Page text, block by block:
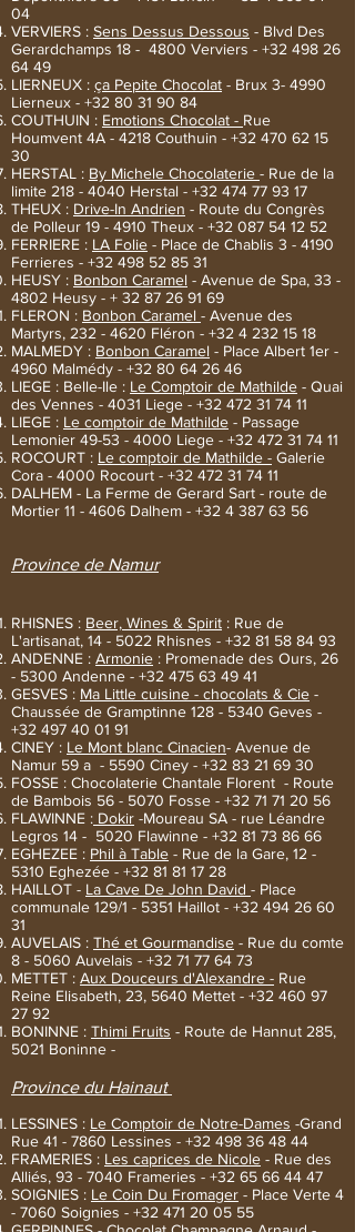
04
VERVIERS : Sens Dessus Dessous - Blvd Des
Gerardchamps 18 - 4800 Verviers - +32 498 26
64 49
LIERNEUX : ça Pepite Chocolat - Brux 3- 4990
Lierneux - +32 80 31 90 84
COUTHUIN : Emotions Chocolat - Rue
Houmvent 4A - 4218 Couthuin - +32 470 62 15
30
HERSTAL : By Michele Chocolaterie - Rue de la
limite 218 - 4040 Herstal - +32 474 77 93 17
THEUX : Drive-In Andrien - Route du Congrès
de Polleur 19 - 4910 Theux - +32 087 54 12 52
FERRIERE : LA Folie - Place de Chablis 3 - 4190
Ferrieres - +32 498 52 85 31
HEUSY : Bonbon Caramel - Avenue de Spa, 33 -
4802 Heusy - + 32 87 26 91 69
FLERON : Bonbon Caramel - Avenue des
Martyrs, 232 - 4620 Fléron - +32 4 232 15 18
MALMEDY : Bonbon Caramel - Place Albert 1er -
4960 Malmédy - +32 80 64 26 46
LIEGE : Belle-Ile : Le Comptoir de Mathilde - Quai
des Vennes - 4031 Liege - +32 472 31 74 11
LIEGE : Le comptoir de Mathilde - Passage
Lemonier 49-53 - 4000 Liege - +32 472 31 74 11
ROCOURT : Le comptoir de Mathilde - Galerie
Cora - 4000 Rocourt - +32 472 31 74 11
DALHEM - La Ferme de Gerard Sart - route de
Mortier 11 - 4606 Dalhem - +32 4 387 63 56
Province de Namur
RHISNES : Beer, Wines & Spirit : Rue de
L'artisanat, 14 - 5022 Rhisnes - +32 81 58 84 93
ANDENNE : Armonie : Promenade des Ours, 26
- 5300 Andenne - +32 475 63 49 41
GESVES : Ma Little cuisine - chocolats & Cie -
Chaussée de Gramptinne 128 - 5340 Geves -
+32 497 40 01 91
CINEY : Le Mont blanc Cinacien- Avenue de
Namur 59 a - 5590 Ciney - +32 83 21 69 30
FOSSE : Chocolaterie Chantale Florent - Route
de Bambois 56 - 5070 Fosse - +32 71 71 20 56
FLAWINNE : Dokir -Moureau SA - rue Léandre
Legros 14 - 5020 Flawinne - +32 81 73 86 66
EGHEZEE : Phil à Table - Rue de la Gare, 12 -
5310 Eghezée - +32 81 81 17 28
HAILLOT - La Cave De John David - Place
communale 129/1 - 5351 Haillot - +32 494 26 60
31
AUVELAIS : Thé et Gourmandise - Rue du comte
8 - 5060 Auvelais - +32 71 77 64 73
METTET : Aux Douceurs d'Alexandre - Rue
Reine Elisabeth, 23, 5640 Mettet - +32 460 97
27 92
BONINNE : Thimi Fruits - Route de Hannut 285,
5021 Boninne -
Province du Hainaut
LESSINES : Le Comptoir de Notre-Dames -Grand
Rue 41 - 7860 Lessines - +32 498 36 48 44
FRAMERIES : Les caprices de Nicole - Rue des
Alliés, 93 - 7040 Frameries - +32 65 66 44 47
SOIGNIES : Le Coin Du Fromager - Place Verte 4
- 7060 Soignies - +32 471 20 05 55